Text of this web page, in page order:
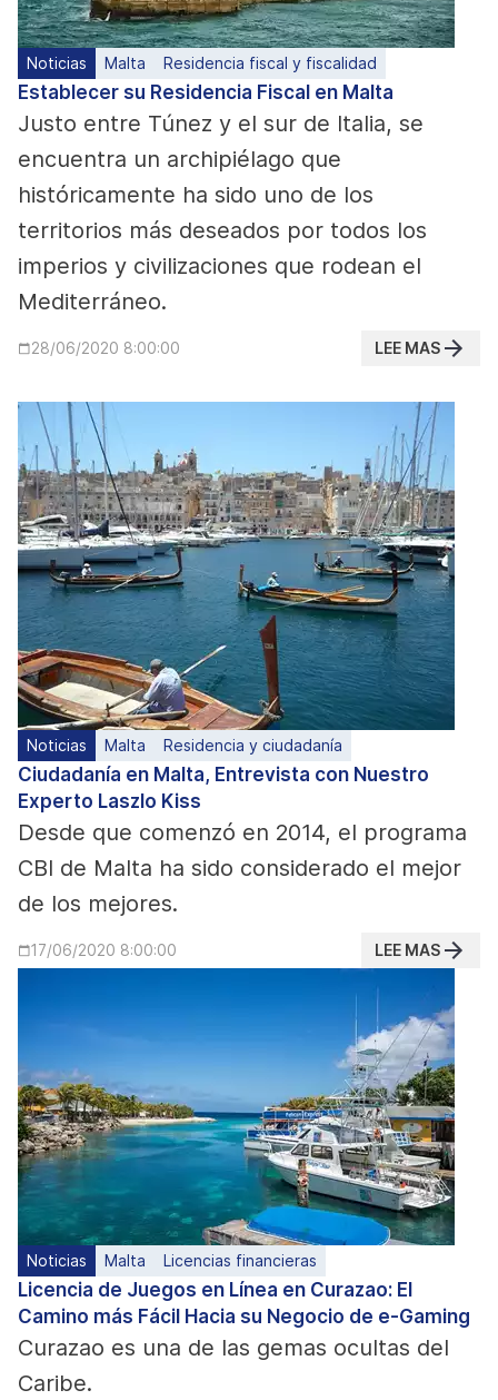
Noticias Malta Residencia fiscal y fiscalidad
Establecer su Residencia Fiscal en Malta
Justo entre Túnez y el sur de Italia, se
encuentra un archipiélago que
históricamente ha sido uno de los
territorios más deseados por todos los
imperios y civilizaciones que rodean el
Mediterráneo.
28/06/2020 8:00:00 LEE MAS
Noticias Malta Residencia y ciudadanía
Ciudadanía en Malta, Entrevista con Nuestro
Experto Laszlo Kiss
Desde que comenzó en 2014, el programa
CBI de Malta ha sido considerado el mejor
de los mejores.
17/06/2020 8:00:00 LEE MAS
Noticias Malta Licencias financieras
Licencia de Juegos en Línea en Curazao: El
Camino más Fácil Hacia su Negocio de e-Gaming
Curazao es una de las gemas ocultas del
Caribe.